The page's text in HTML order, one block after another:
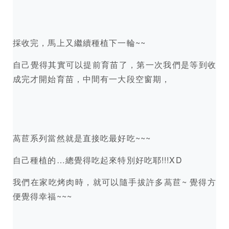
採收完，馬上又繼續種植下一輪~~
自己覺得其實可以提前育苗了，第一次我們是等到收
成完才開始育苗，中間有一大段空窗期，
萵苣系列當然就是直接吃最好吃~~~
自己種植的…總覺得吃起來特別好吃耶!!!XD
我們在家吃烤肉時，就可以隨手拔許多萵苣~ 覺得方
便覺得幸福~~~